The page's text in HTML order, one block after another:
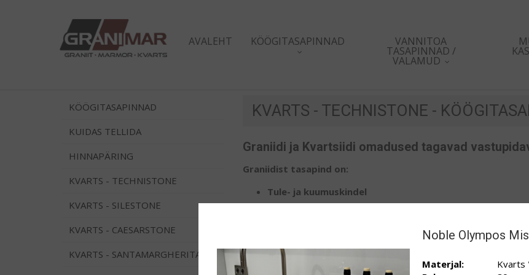
AVALEHT KÖÖGITASAPINNAD VANNITOA
TASAPINNAD /
VALAMUD
KVARTS - TECHNISTONE -
Graniidi ja Kvartsiidi omadused tagavad
Graniidist tasapind on:
Tule- ja kuumuskindel
Hinnapakkumise saamiseks, saatke meile soovitud materjali nimi ja
KÖÖGITASAPINNAD
KUIDAS TELLIDA
HINNAPÄRING
KVARTS - TECHNISTONE
KVARTS - SILESTONE
KVARTS - CAESARSTONE
KVARTS - SANTAMARGHERITA
Noble Olympos
Materjal:
Kvarts